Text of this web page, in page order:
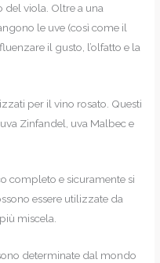
del viola. Oltre a una
le uve (così come il
il gusto, l’olfatto e la
per il vino rosato. Questi
Zinfandel, uva Malbec e
completo e sicuramente si
essere utilizzate da
miscela.
determinate dal mondo